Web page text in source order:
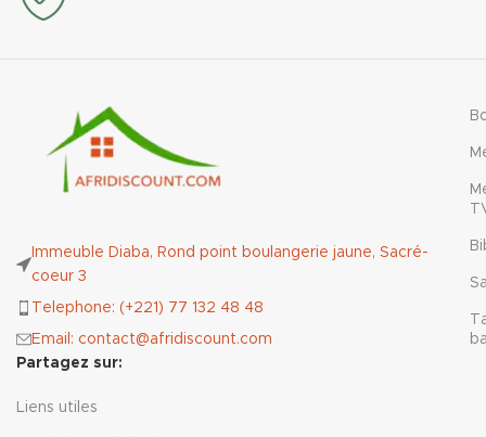
Immeuble Diaba, Rond point boulangerie jaune, Sacré-
coeur 3
Telephone: (+221) 77 132 48 48
Email: contact@afridiscount.com
Partagez sur:
Liens utiles